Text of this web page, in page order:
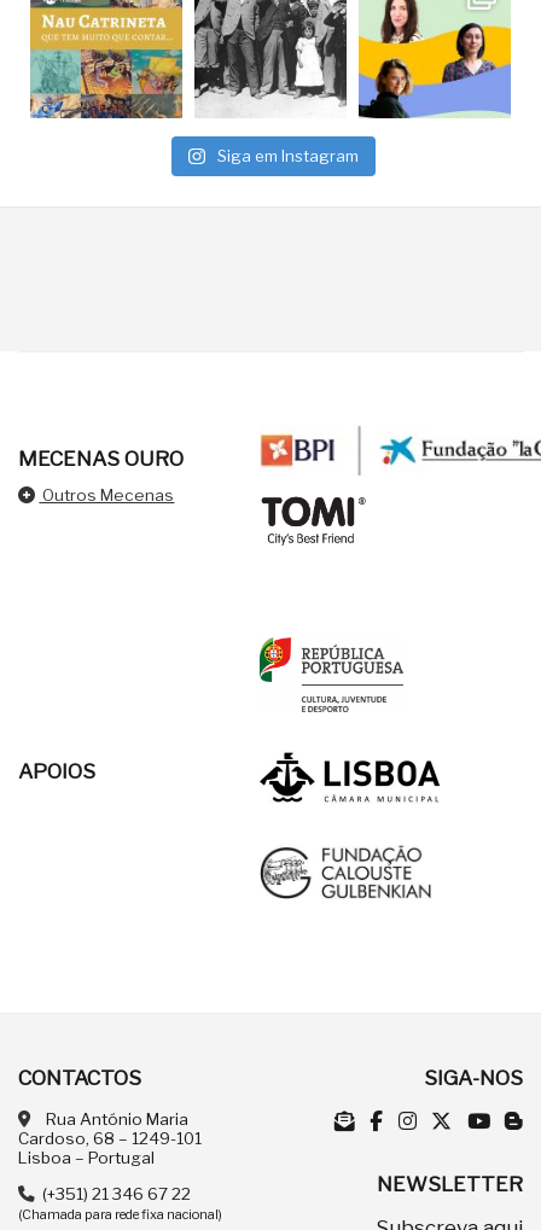
Siga em Instagram
MECENAS OURO
Outros Mecenas
APOIOS
CONTACTOS
Rua António Maria
Cardoso, 68 – 1249-101
Lisboa – Portugal
(+351) 21 346 67 22
(Chamada para rede fixa nacional)
SIGA-NOS
NEWSLETTER